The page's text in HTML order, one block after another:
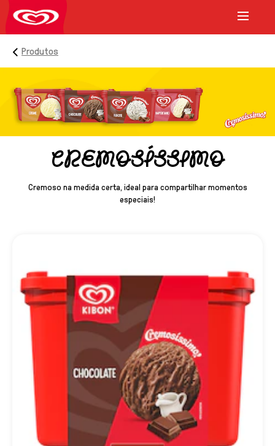
Produtos
CREMOSÍSSIMO
Cremoso na medida certa, ideal para compartilhar momentos
especiais!